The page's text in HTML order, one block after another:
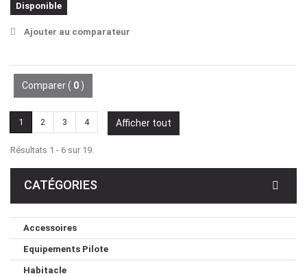
Disponible
Ajouter au comparateur
Comparer ( 0 )
Afficher tout
1 2 3 4
Résultats 1 - 6 sur 19.
CATÉGORIES
Accessoires
Equipements Pilote
Habitacle